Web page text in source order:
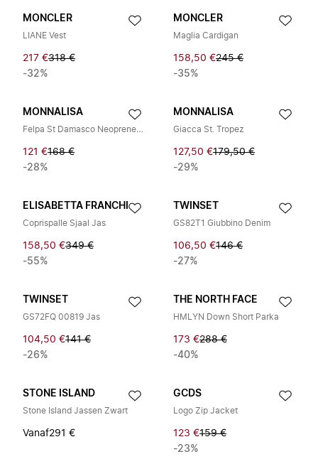
MONCLER
LIANE Vest
217 €318 €
-32%
MONCLER
Maglia Cardigan
158,50 €245 €
-35%
MONNALISA
Felpa St Damasco Neoprene St. Barocco
121 €168 €
-28%
MONNALISA
Giacca St. Tropez
127,50 €179,50 €
-29%
ELISABETTA FRANCHI
Coprispalle Sjaal Jas
158,50 €349 €
-55%
TWINSET
GS82T1 Giubbino Denim
106,50 €146 €
-27%
TWINSET
GS72FQ 00819 Jas
104,50 €141 €
-26%
THE NORTH FACE
HMLYN Down Short Parka
173 €288 €
-40%
STONE ISLAND
Stone Island Jassen Zwart
Vanaf291 €
GCDS
Logo Zip Jacket
123 €159 €
-23%